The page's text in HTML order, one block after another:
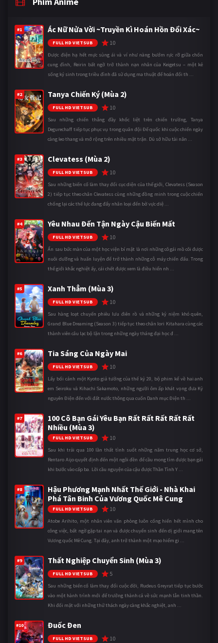
#1 Ác Nữ Nửa Vời ~Truyền Kì Hoán Hồn Đổi Xác~
FULL HD VIETSUB 10
Được điện hạ hết mực sủng ái và ví như nàng bướm rực rỡ giữa chốn
cung đình, Reirin bất ngờ trở thành nạn nhân của Keigetsu – một kẻ
sống ký sinh trong triều đình đã sử dụng ma thuật để hoán đổi th ...
#2 Tanya Chiến Ký (Mùa 2)
FULL HD VIETSUB 10
Sau những chiến thắng đầy khốc liệt trên chiến trường, Tanya
Degurechaff tiếp tục phục vụ trong quân đội Đế quốc khi cuộc chiến ngày
càng leo thang và mở rộng trên nhiều mặt trận. Dù sở hữu tài năn ...
#3 Clevatess (Mùa 2)
FULL HD VIETSUB 10
Sau những biến cố làm thay đổi cục diện của thế giới, Clevatess (Season
2) tiếp tục theo chân Clevatess cùng những đồng minh trong cuộc chiến
chống lại các thế lực đang đẩy nhân loại đến bờ vực diệ ...
#4 Yêu Nhau Đến Tận Ngày Cậu Biến Mất
FULL HD VIETSUB 10
Ẩn sau bức màn của một học viện bí mật là nơi những cô gái mồ côi được
nuôi dưỡng và huấn luyện để trở thành những cỗ máy chiến đấu. Trong
thế giới khắc nghiệt ấy, cái chết được xem là điều hiển nh ...
#5 Xanh Thẳm (Mùa 3)
FULL HD VIETSUB 10
Sau hàng loạt chuyến phiêu lưu điên rồ và những kỷ niệm khó quên,
Grand Blue Dreaming (Season 3) tiếp tục theo chân Iori Kitahara cùng các
thành viên câu lạc bộ lặn trong những ngày tháng đại học đ ...
#6 Tia Sáng Của Ngày Mai
FULL HD VIETSUB 10
Lấy bối cảnh một Kyoto giả tưởng của thế kỷ 20, bộ phim kể về hai anh
em Seiroku và Kihachi Sakamoto, những người ôm ấp khát vọng đưa Kỷ
nguyên Điện đến với đất nước thông qua cuốn Danh mục Điện th ...
#7
100 Cô Bạn Gái Yêu Bạn Rất Rất Rất Rất Rất
Nhiều (Mùa 3)
FULL HD VIETSUB 10
Sau khi trải qua 100 lần thất tình suốt những năm trung học cơ sở,
Rentaro Aijo quyết định đến một ngôi đền để cầu mong tìm được bạn gái
khi bước vào cấp ba. Lời cầu nguyện của cậu được Thần Tình Y ...
#8
Hậu Phương Mạnh Nhất Thế Giới - Nhà Khai
Phá Tân Binh Của Vương Quốc Mê Cung
FULL HD VIETSUB 10
Atobe Arihito, một nhân viên văn phòng luôn cống hiến hết mình cho
công việc, bất ngờ gặp tai nạn và được chuyển sinh đến dị giới mang tên
Vương quốc Mê Cung. Tại đây, anh trở thành một mạo hiểm gi ...
#9 Thất Nghiệp Chuyển Sinh (Mùa 3)
FULL HD VIETSUB 5
Sau những biến cố làm thay đổi cuộc đời, Rudeus Greyrat tiếp tục bước
vào một hành trình mới để trưởng thành cả về sức mạnh lẫn tinh thần.
Khi đối mặt với những thử thách ngày càng khắc nghiệt, anh ...
#10 Đuốc Đen
FULL HD VIETSUB 10